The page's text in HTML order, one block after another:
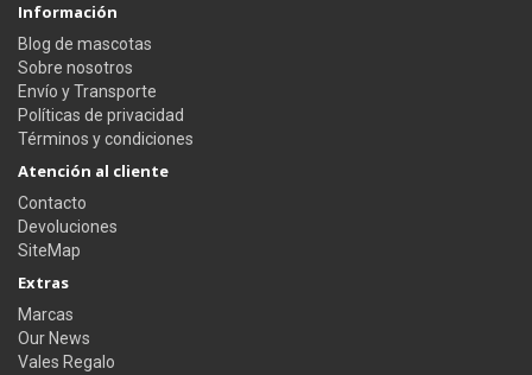
Información
Blog de mascotas
Sobre nosotros
Envío y Transporte
Políticas de privacidad
Términos y condiciones
Atención al cliente
Contacto
Devoluciones
SiteMap
Extras
Marcas
Our News
Vales Regalo